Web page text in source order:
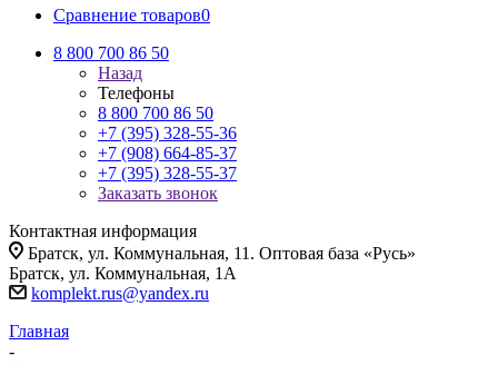
Сравнение товаров0
8 800 700 86 50
Назад
Телефоны
8 800 700 86 50
+7 (395) 328-55-36
+7 (908) 664-85-37
+7 (395) 328-55-37
Заказать звонок
Контактная информация
Братск, ул. Коммунальная, 11. Оптовая база «Русь»
Братск, ул. Коммунальная, 1А
komplekt.rus@yandex.ru
Главная
-